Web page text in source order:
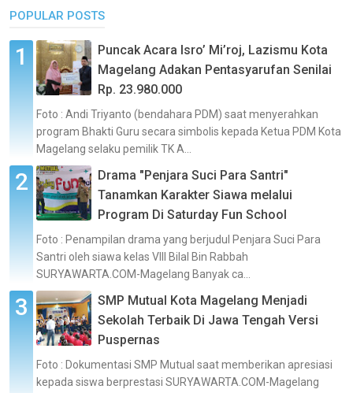
POPULAR POSTS
Puncak Acara Isro’ Mi’roj, Lazismu Kota
Magelang Adakan Pentasyarufan Senilai
Rp. 23.980.000
Foto : Andi Triyanto (bendahara PDM) saat menyerahkan
program Bhakti Guru secara simbolis kepada Ketua PDM Kota
Magelang selaku pemilik TK A...
Drama "Penjara Suci Para Santri"
Tanamkan Karakter Siawa melalui
Program Di Saturday Fun School
Foto : Penampilan drama yang berjudul Penjara Suci Para
Santri oleh siawa kelas VIII Bilal Bin Rabbah
SURYAWARTA.COM-Magelang Banyak ca...
SMP Mutual Kota Magelang Menjadi
Sekolah Terbaik Di Jawa Tengah Versi
Puspernas
Foto : Dokumentasi SMP Mutual saat memberikan apresiasi
kepada siswa berprestasi SURYAWARTA.COM-Magelang